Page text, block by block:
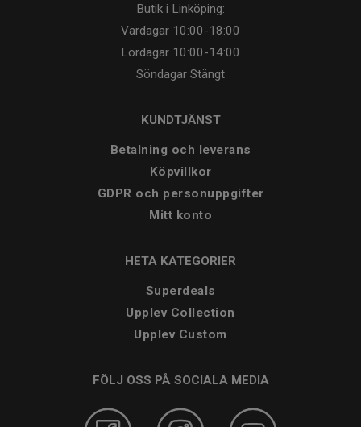
Butik i Linköping:
Vardagar 10:00-18:00
Lördagar 10:00-14:00
Söndagar Stängt
KUNDTJÄNST
Betalning och leverans
Köpvillkor
GDPR och personuppgifter
Mitt konto
HETA KATEGORIER
Superdeals
Upplev Collection
Upplev Custom
FÖLJ OSS PÅ SOCIALA MEDIA